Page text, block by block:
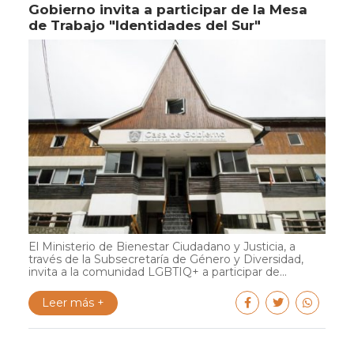
Gobierno invita a participar de la Mesa
de Trabajo "Identidades del Sur"
El Ministerio de Bienestar Ciudadano y Justicia, a
través de la Subsecretaría de Género y Diversidad,
invita a la comunidad LGBTIQ+ a participar de...
Leer más +